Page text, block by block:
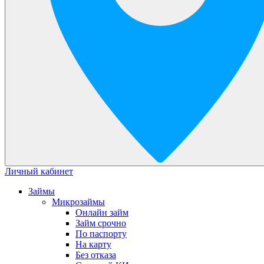
Личный кабинет
Займы
Микрозаймы
Онлайн займ
Займ срочно
По паспорту
На карту
Без отказа